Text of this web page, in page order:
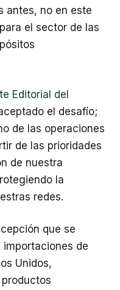
antes, no en este
el sector de las
Editorial del
el desafío;
de las operaciones
de las prioridades
de nuestra
la
redes.
que se
de
Unidos,